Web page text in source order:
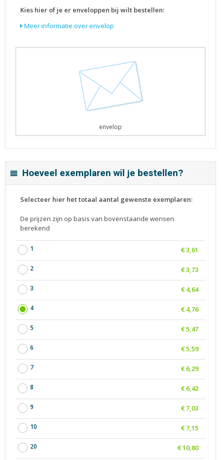
Kies hier of je er enveloppen bij wilt bestellen:
Meer informatie over envelop
envelop
Hoeveel exemplaren wil je bestellen?
Selecteer hier het totaal aantal gewenste exemplaren:
De prijzen zijn op basis van bovenstaande wensen
berekend
1
2
3
4
5
6
7
8
9
10
20
€ 3,61
€ 3,73
€ 4,64
€ 4,76
€ 5,47
€ 5,59
€ 6,29
€ 6,42
€ 7,03
€ 7,15
€ 10,80